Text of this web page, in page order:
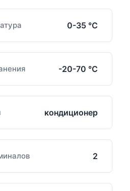
0-35 ℃
-20-70 ℃
кондиционер
2